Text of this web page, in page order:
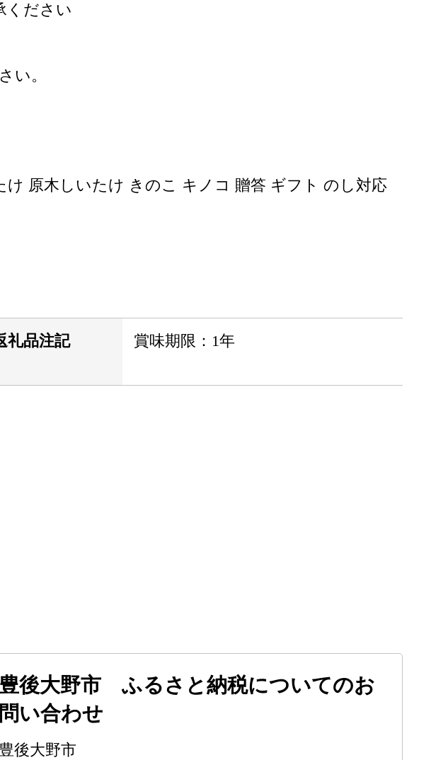
ください
い。
原木しいたけ きのこ キノコ 贈答 ギフト のし対応
礼品注記 賞味期限：1年
豊後大野市 ふるさと納税についてのお
問い合わせ
豊後大野市